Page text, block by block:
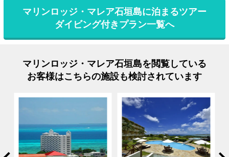
マリンロッジ・マレア石垣島に泊まるツアー
ダイビング付きプラン一覧へ
マリンロッジ・マレア石垣島を閲覧している
お客様はこちらの施設も検討されています